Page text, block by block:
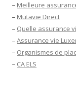
– Meilleure
– Mutavie Direct
– Quelle assurance
– Assurance vie
– Organismes de
– CA ELS